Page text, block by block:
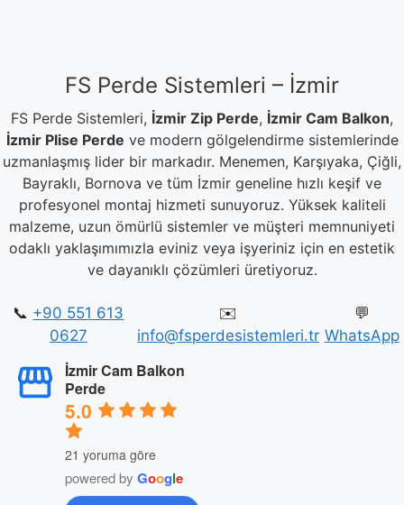
FS Perde Sistemleri – İzmir
FS Perde Sistemleri, İzmir Zip Perde, İzmir Cam Balkon,
İzmir Plise Perde ve modern gölgelendirme sistemlerinde
uzmanlaşmış lider bir markadır. Menemen, Karşıyaka, Çiğli,
Bayraklı, Bornova ve tüm İzmir geneline hızlı keşif ve
profesyonel montaj hizmeti sunuyoruz. Yüksek kaliteli
malzeme, uzun ömürlü sistemler ve müşteri memnuniyeti
odaklı yaklaşımımızla eviniz veya işyeriniz için en estetik
ve dayanıklı çözümleri üretiyoruz.
📞 +90 551 613
0627
✉️
info@fsperdesistemleri.tr
💬
WhatsApp
İzmir Cam Balkon
Perde
5.0
21 yoruma göre
powered by Google